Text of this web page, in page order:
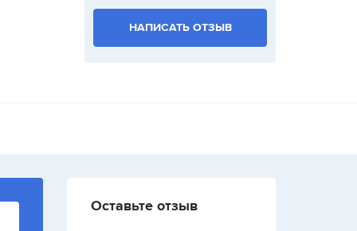
НАПИСАТЬ ОТЗЫВ
Оставьте отзыв